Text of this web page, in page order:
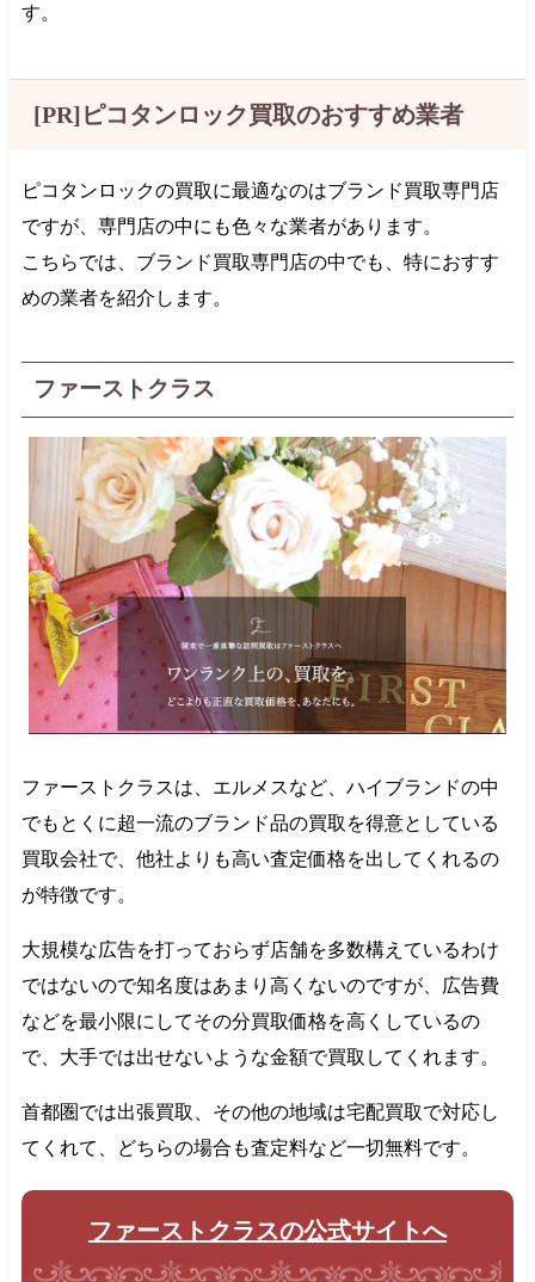
す。
[PR]ピコタンロック買取のおすすめ業者
ピコタンロックの買取に最適なのはブランド買取専門店
ですが、専門店の中にも色々な業者があります。
こちらでは、ブランド買取専門店の中でも、特におすす
めの業者を紹介します。
ファーストクラス
ファーストクラスは、エルメスなど、ハイブランドの中
でもとくに超一流のブランド品の買取を得意としている
買取会社で、他社よりも高い査定価格を出してくれるの
が特徴です。
大規模な広告を打っておらず店舗を多数構えているわけ
ではないので知名度はあまり高くないのですが、広告費
などを最小限にしてその分買取価格を高くしているの
で、大手では出せないような金額で買取してくれます。
首都圏では出張買取、その他の地域は宅配買取で対応し
てくれて、どちらの場合も査定料など一切無料です。
ファーストクラスの公式サイトへ